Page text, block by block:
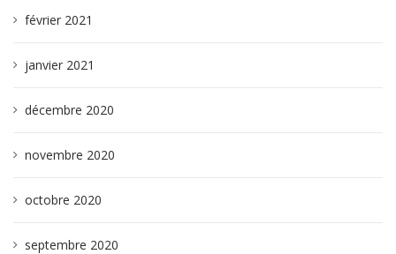
février 2021
janvier 2021
décembre 2020
novembre 2020
octobre 2020
septembre 2020